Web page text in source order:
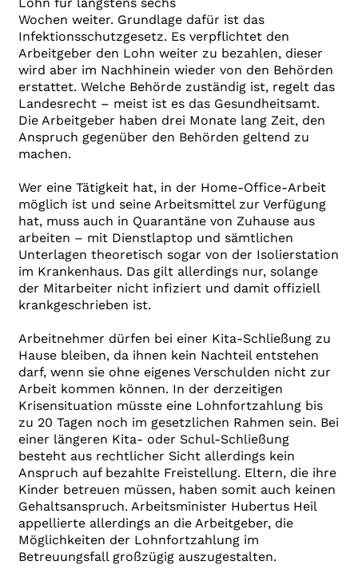
Wochen weiter. Grundlage dafür ist das
Infektionsschutzgesetz. Es verpflichtet den
Arbeitgeber den Lohn weiter zu bezahlen, dieser
wird aber im Nachhinein wieder von den Behörden
erstattet. Welche Behörde zuständig ist, regelt das
Landesrecht – meist ist es das Gesundheitsamt.
Die Arbeitgeber haben drei Monate lang Zeit, den
Anspruch gegenüber den Behörden geltend zu
machen.
Wer eine Tätigkeit hat, in der Home-Office-Arbeit
möglich ist und seine Arbeitsmittel zur Verfügung
hat, muss auch in Quarantäne von Zuhause aus
arbeiten – mit Dienstlaptop und sämtlichen
Unterlagen theoretisch sogar von der Isolierstation
im Krankenhaus. Das gilt allerdings nur, solange
der Mitarbeiter nicht infiziert und damit offiziell
krankgeschrieben ist.
Arbeitnehmer dürfen bei einer Kita-Schließung zu
Hause bleiben, da ihnen kein Nachteil entstehen
darf, wenn sie ohne eigenes Verschulden nicht zur
Arbeit kommen können. In der derzeitigen
Krisensituation müsste eine Lohnfortzahlung bis
zu 20 Tagen noch im gesetzlichen Rahmen sein. Bei
einer längeren Kita- oder Schul-Schließung
besteht aus rechtlicher Sicht allerdings kein
Anspruch auf bezahlte Freistellung. Eltern, die ihre
Kinder betreuen müssen, haben somit auch keinen
Gehaltsanspruch. Arbeitsminister Hubertus Heil
appellierte allerdings an die Arbeitgeber, die
Möglichkeiten der Lohnfortzahlung im
Betreuungsfall großzügig auszugestalten.